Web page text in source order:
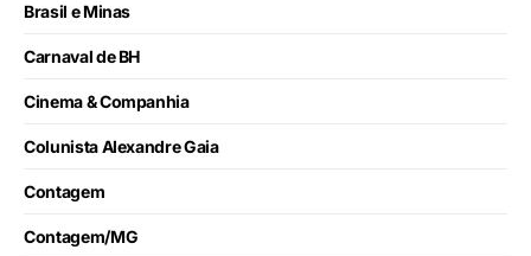
Brasil e Minas
Carnaval de BH
Cinema & Companhia
Colunista Alexandre Gaia
Contagem
Contagem/MG